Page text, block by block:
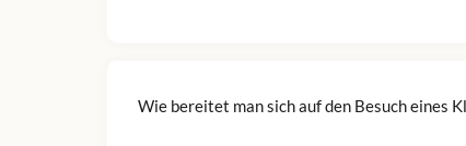
Wie bereitet man sich auf den Besuch eines